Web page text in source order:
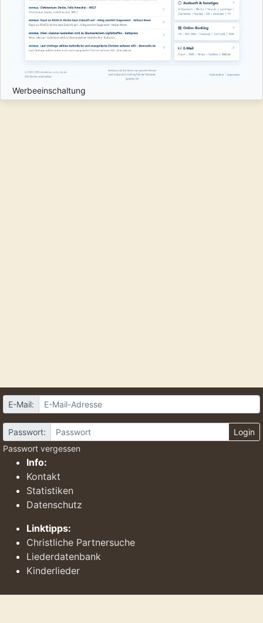
Werbeeinschaltung
E-Mail:
Passwort:
Login
Passwort vergessen
Info:
Kontakt
Statistiken
Datenschutz
Linktipps:
Christliche Partnersuche
Liederdatenbank
Kinderlieder